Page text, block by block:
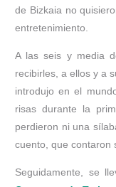
de Bizkaia no
entretenimiento.
A las seis y media
recibirles, a ellos y a
introdujo en el
risas durante la
perdieron ni una
cuento, que contaron
Seguidamente, se